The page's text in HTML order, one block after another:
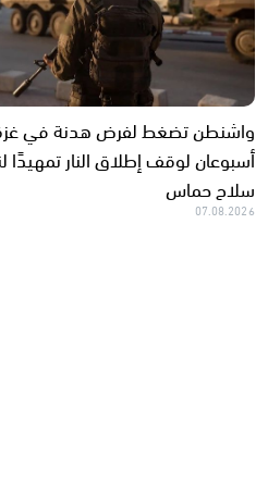
واشنطن تضغط لفرض هدنة في
أسبوعان لوقف إطلاق النار تمهيدًا
سلاح حماس
07.08.2026